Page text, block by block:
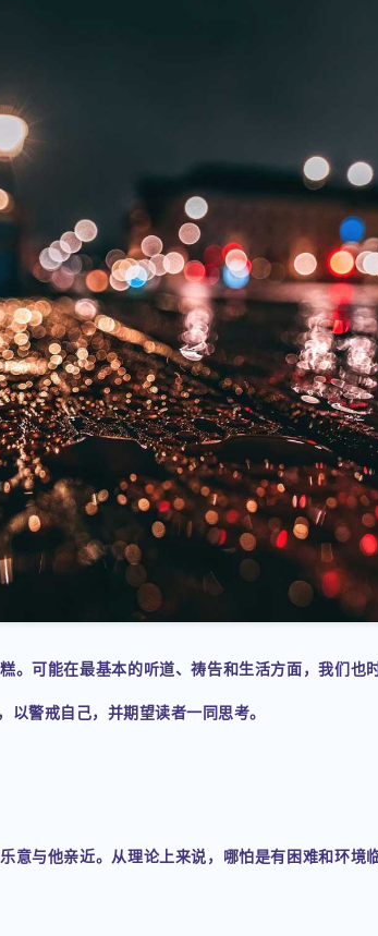
。可能在最基本的听道、祷告和生活方面，我们
警戒自己，并期望读者一同思考。
意与他亲近。从理论上来说，哪怕是有困难和环